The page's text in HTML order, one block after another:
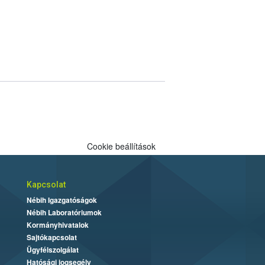
Cookie beállítások
Kapcsolat
Nébih Igazgatóságok
Nébih Laboratóriumok
Kormányhivatalok
Sajtókapcsolat
Ügyfélszolgálat
Hatósági jogsegély